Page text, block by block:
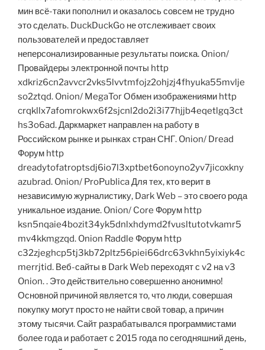
мин всё-таки пополнил и оказалось совсем не трудно
это сделать. DuckDuckGo не отслеживает своих
пользователей и предоставляет
неперсонализированные результаты поиска. Onion/
Провайдеры электронной почты http
xdkriz6cn2avvcr2vks5lvvtmfojz2ohjzj4fhyuka55mvlje
so2ztqd. Onion/ MegaTor Обмен изображениями http
crqkllx7afomrokwx6f2sjcnl2do2i3i77hjjb4eqetlgq3ct
hs3o6ad. Даркмаркет направлен на работу в
Российском рынке и рынках стран СНГ. Onion/ Dread
Форум http
dreadytofatroptsdj6io7l3xptbet6onoyno2yv7jicoxkny
azubrad. Onion/ ProPublica Для тех, кто верит в
независимую журналистику, Dark Web – это своего рода
уникальное издание. Onion/ Core Форум http
ksn5nqaie4bozit34yk5dnlxhdymd2fvusltutotvkamr5
mv4kkmgzqd. Onion Raddle Форум http
c32zjeghcp5tj3kb72pltz56piei66drc63vkhn5yixiyk4c
merrjtid. Веб-сайты в Dark Web переходят с v2 на v3
Onion. . Это действительно совершенно анонимно!
Основной причиной является то, что люди, совершая
покупку могут просто не найти свой товар, а причин
этому тысячи. Сайт разрабатывался программистами
более года и работает с 2015 года по сегодняшний день,